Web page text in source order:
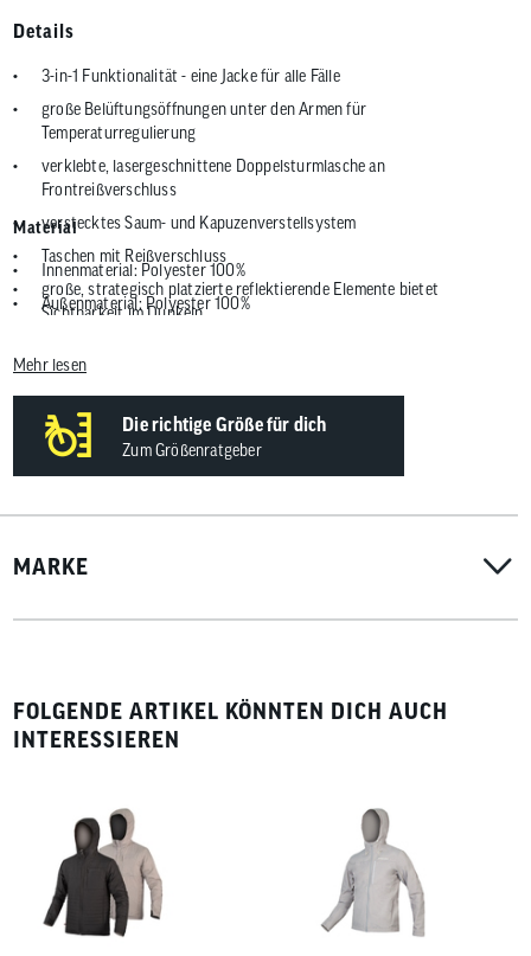
Details
3-in-1 Funktionalität - eine Jacke für alle Fälle
große Belüftungsöffnungen unter den Armen für
Temperaturregulierung
verklebte, lasergeschnittene Doppelsturmlasche an
Frontreißverschluss
verstecktes Saum- und Kapuzenverstellsystem
Taschen mit Reißverschluss
große, strategisch platzierte reflektierende Elemente bietet
Sichtbarkeit im Dunkeln
wasserdichte, atmungsaktive Exoshell20 Lage mit vollständig
Multifunktionieller Schutz vor den Elementen
Material
Innenmaterial: Polyester 100%
Außenmaterial: Polyester 100%
Mehr lesen
Die richtige Größe für dich
Zum Größenratgeber
MARKE
FOLGENDE ARTIKEL KÖNNTEN DICH AUCH
INTERESSIEREN